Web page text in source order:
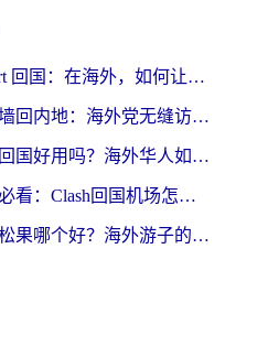
Openwrt 回国：在海外，如何让家的网络触手可及
香港翻墙回内地：海外党无缝访问国内资源的加速器选择全攻略
迅游和回国好用吗？海外华人如何选择靠谱的回国加速器
海外党必看：Clash回国机场怎么选？一篇搞定无缝访问国内资源的全攻略
穿梭和松果哪个好？海外游子的数字归乡路，到底该怎么选